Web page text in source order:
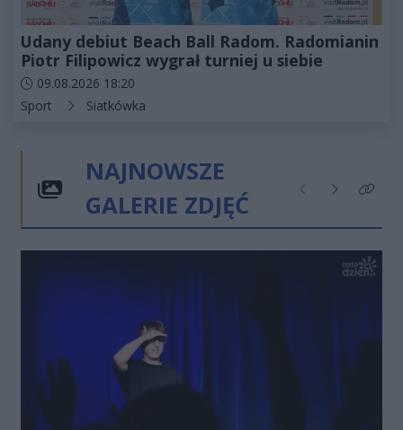
Udany debiut Beach Ball Radom. Radomianin
Piotr Filipowicz wygrał turniej u siebie
Data dodania artykułu:
09.08.2026 18:20
Kategorie artykułu:
Sport Siatkówka
NAJNOWSZE
GALERIE ZDJĘĆ
Poprzednie
NastępneKliknij